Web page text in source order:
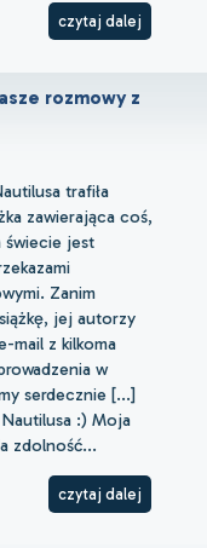
czytaj dalej
rozmowy z
trafiła
zawierająca coś,
świecie jest
Zanim
jej autorzy
mail z kilkoma
w
serdecznie [...]
Nautilusa :) Moja
zdolność...
czytaj dalej